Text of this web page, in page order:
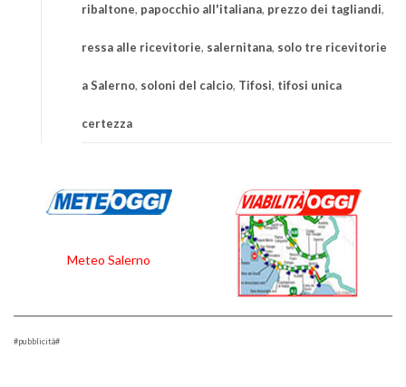
ribaltone, papocchio all'italiana, prezzo dei tagliandi,
ressa alle ricevitorie, salernitana, solo tre ricevitorie
a Salerno, soloni del calcio, Tifosi, tifosi unica
certezza
Meteo Salerno
#pubblicità#